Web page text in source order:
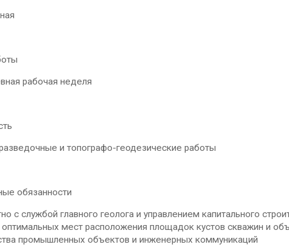
рабочая неделя
и топографо-геодезические работы
обязанности
с службой главного геолога и управлением капитального
мест расположения площадок кустов скважин и
промышленных объектов и инженерных коммуникаций